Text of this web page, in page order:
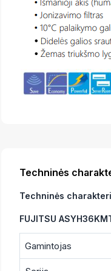
Techninės
Techninės
FUJITSU
Gamintojas